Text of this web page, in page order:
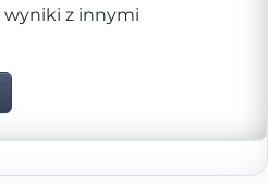
wyniki z innymi